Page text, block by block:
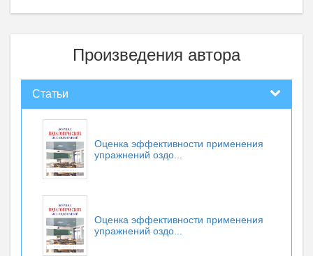
Произведения автора
Статьи
Оценка эффективности применения
упражнений оздо...
Оценка эффективности применения
упражнений оздо...